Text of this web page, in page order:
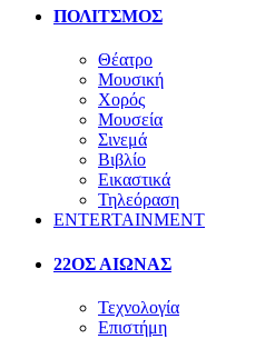
ΠΟΛΙΤΣΜΟΣ
Θέατρο
Μουσική
Χορός
Μουσεία
Σινεμά
Βιβλίο
Εικαστικά
Τηλεόραση
ENTERTAINMENT
22ΟΣ ΑΙΩΝΑΣ
Τεχνολογία
Επιστήμη